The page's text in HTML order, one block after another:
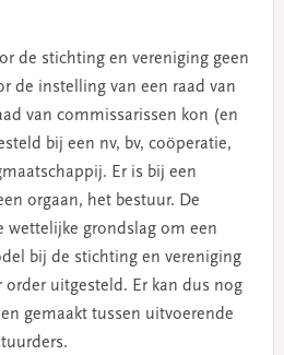
de stichting en vereniging geen
de instelling van een raad van
van commissarissen kon (en
bij een nv, bv, coöperatie,
Er is bij een
orgaan, het bestuur. De
wettelijke grondslag om een
bij de stichting en vereniging
uitgesteld. Er kan dus nog
gemaakt tussen uitvoerende